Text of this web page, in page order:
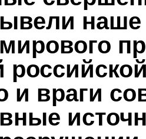
наше
и враги